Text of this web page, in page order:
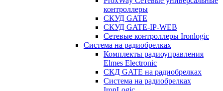
контроллеры
СКУД GATE
СКУД GATE-IP-WEB
Сетевые контроллеры Ironlogic
Система на радиобрелках
Комплекты радиоуправления
Elmes Electronic
СКД GATE на радиобрелках
Система на радиобрелках